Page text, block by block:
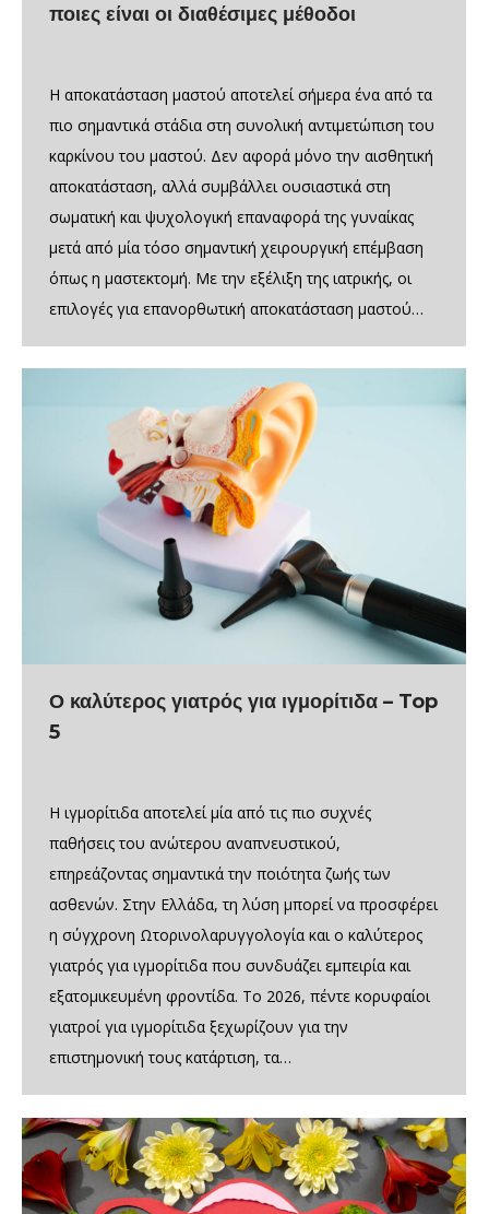
ποιες είναι οι διαθέσιμες μέθοδοι
Η αποκατάσταση μαστού αποτελεί σήμερα ένα από τα
πιο σημαντικά στάδια στη συνολική αντιμετώπιση του
καρκίνου του μαστού. Δεν αφορά μόνο την αισθητική
αποκατάσταση, αλλά συμβάλλει ουσιαστικά στη
σωματική και ψυχολογική επαναφορά της γυναίκας
μετά από μία τόσο σημαντική χειρουργική επέμβαση
όπως η μαστεκτομή. Με την εξέλιξη της ιατρικής, οι
επιλογές για επανορθωτική αποκατάσταση μαστού…
Ο καλύτερος γιατρός για ιγμορίτιδα – Top
5
Η ιγμορίτιδα αποτελεί μία από τις πιο συχνές
παθήσεις του ανώτερου αναπνευστικού,
επηρεάζοντας σημαντικά την ποιότητα ζωής των
ασθενών. Στην Ελλάδα, τη λύση μπορεί να προσφέρει
η σύγχρονη Ωτορινολαρυγγολογία και ο καλύτερος
γιατρός για ιγμορίτιδα που συνδυάζει εμπειρία και
εξατομικευμένη φροντίδα. Το 2026, πέντε κορυφαίοι
γιατροί για ιγμορίτιδα ξεχωρίζουν για την
επιστημονική τους κατάρτιση, τα…